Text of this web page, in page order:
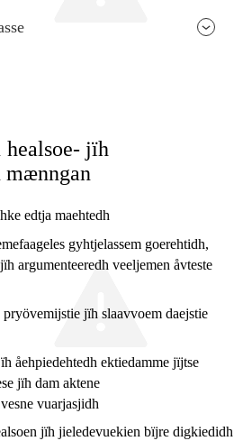
healsoe- jïh
mænngan
edtja maehtedh
gyhtjelassem goerehtidh,
jïh argumenteeredh veeljemen åvteste
jïh slaavvoem daejstie
åehpiedehtedh ektiedamme jïjtse
jïh dam aktene
vuarjasjidh
jïh jieledevuekien bïjre digkiedidh